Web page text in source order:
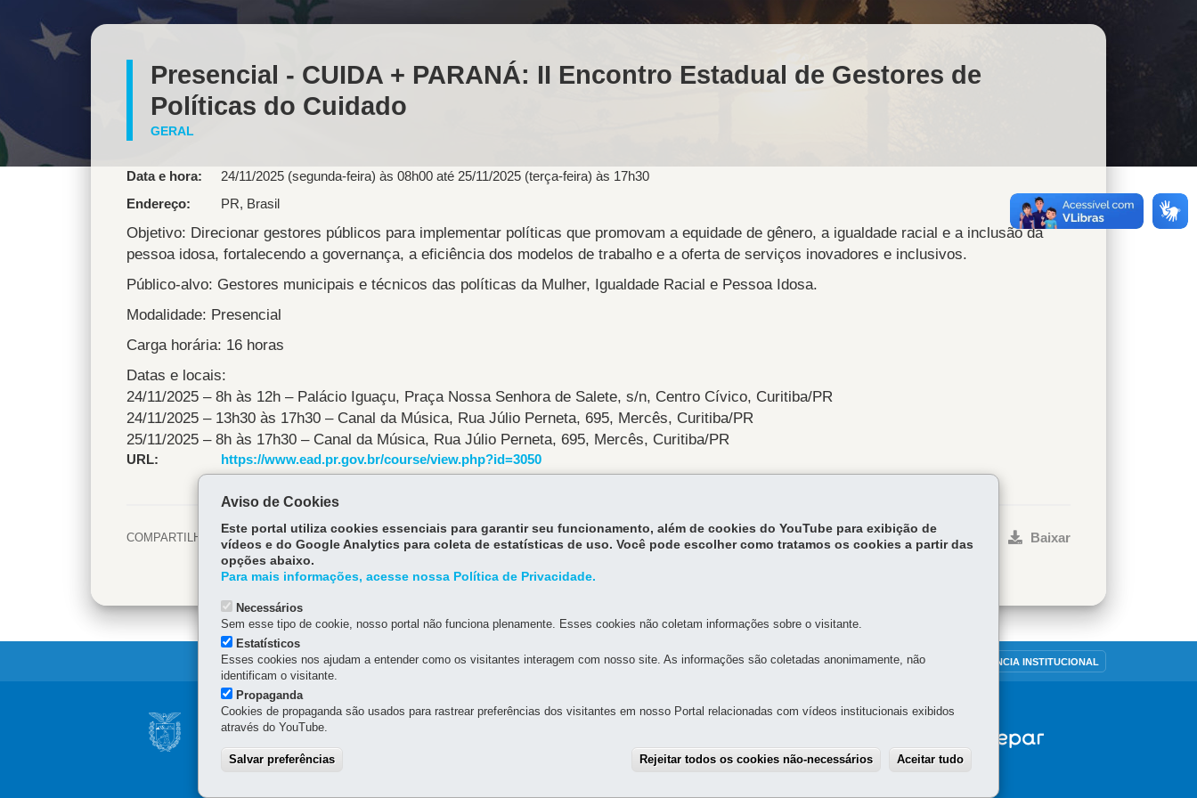
Presencial - CUIDA + PARANÁ: II Encontro Estadual de Gestores de
Políticas do Cuidado
GERAL
Data e hora: 24/11/2025 (segunda-feira) às 08h00 até 25/11/2025 (terça-feira) às 17h30
Endereço
PR, Brasil
Objetivo: Direcionar gestores públicos para implementar políticas que promovam a equidade de gênero, a igualdade racial e a inclusão da
pessoa idosa, fortalecendo a governança, a eficiência dos modelos de trabalho e a oferta de serviços inovadores e inclusivos.
Público-alvo: Gestores municipais e técnicos das políticas da Mulher, Igualdade Racial e Pessoa Idosa.
Modalidade: Presencial
Carga horária: 16 horas
Datas e locais:
24/11/2025 – 8h às 12h – Palácio Iguaçu, Praça Nossa Senhora de Salete, s/n, Centro Cívico, Curitiba/PR
24/11/2025 – 13h30 às 17h30 – Canal da Música, Rua Júlio Perneta, 695, Mercês, Curitiba/PR
25/11/2025 – 8h às 17h30 – Canal da Música, Rua Júlio Perneta, 695, Mercês, Curitiba/PR
URL https://www.ead.pr.gov.br/course/view.php?id=3050
COMPARTILHE: Facebook
Twitter
Voltar Início Imprimir Baixar
MAPA DO SITE DENUNCIE CORRUPÇÃO OUVIDORIA TRANSPARÊNCIA INSTITUCIONAL
Navegação
Principal
SECRETARIA DE ESTADO DA ADMINISTRAÇÃO E DA PREVIDÊNCIA
Palácio das Araucárias
Rua Jacy Loureiro de Campos, s/n - Térreo e 3º andar - Centro Cívico
Aviso de Cookies
Este portal utiliza cookies essenciais para garantir seu funcionamento, além de cookies do YouTube para exibição de
vídeos e do Google Analytics para coleta de estatísticas de uso. Você pode escolher como tratamos os cookies a partir das
opções abaixo.
Para mais informações, acesse nossa Política de Privacidade.
Necessários
Sem esse tipo de cookie, nosso portal não funciona plenamente. Esses cookies não coletam informações sobre o visitante.
Estatísticos
Esses cookies nos ajudam a entender como os visitantes interagem com nosso site. As informações são coletadas anonimamente, não
identificam o visitante.
Propaganda
Cookies de propaganda são usados para rastrear preferências dos visitantes em nosso Portal relacionadas com vídeos institucionais exibidos
através do YouTube.
Salvar preferências Rejeitar todos os cookies não-necessários Aceitar tudo